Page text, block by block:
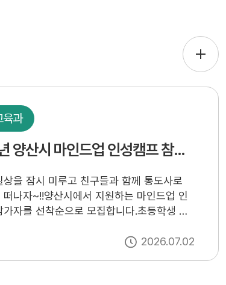
육과
2026년 양산시 마인드업 인성캠프 참가자 모집
상을 잠시 미루고 친구들과 함께 통도사로
떠나자~!!양산시에서 지원하는 마인드업 인
가자를 선착순으로 모집합니다.초등학생 여
2026.07.02
이전보기일시정지
다음보기전체보기